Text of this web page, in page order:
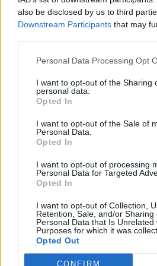
also be disclosed by us to third
Downstream Participants that may
Personal Data Processing Opt
I want to opt-out of the Sharing
personal data.
Opted In
I want to opt-out of the Sale of
Personal Data.
Opted In
I want to opt-out of processing
Personal Data for Targeted
Opted In
I want to opt-out of Collection,
Retention, Sale, and/or Sharing
Personal Data that Is Unrelated
Purposes for which it was
Opted Out
CONFIRM
17 Gaetano Dammacco
Antonio Energe